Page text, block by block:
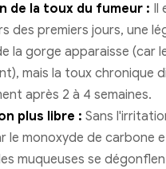
de la toux du fumeur : Il
des premiers jours, une
la gorge apparaisse (car
mais la toux chronique
après 2 à 4 semaines.
plus libre : Sans
le monoxyde de carbone
muqueuses se